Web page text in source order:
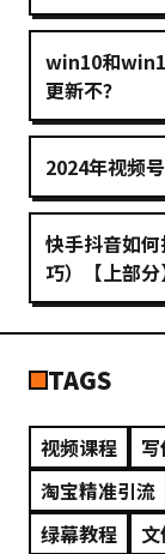
win10和
更新不？
2024年视频
快手抖音如
巧）【上部分
TAGS
视频课程
淘宝精准引流
绿幕教程